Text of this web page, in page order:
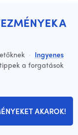
A
· Ingyenes
a forgatások
AKAROK!